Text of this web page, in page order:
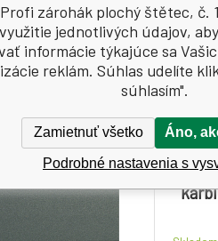
Kód:
zárohák plochý štětec, č.
jednotlivých údajov,
informácie týkajúce sa
reklám. Súhlas udelíte
súhlasím".
Zamietnuť všetko Áno,
Podrobné nastavenia s